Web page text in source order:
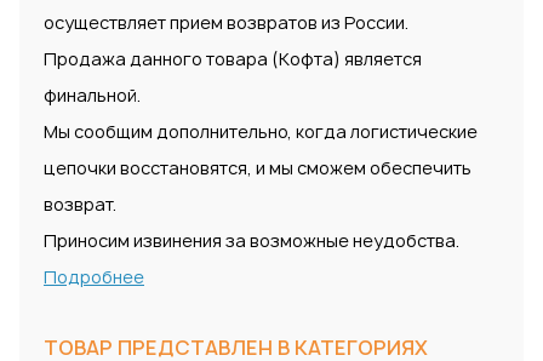
осуществляет прием возвратов из России.
Продажа данного товара (Кофта) является
финальной.
Мы сообщим дополнительно, когда логистические
цепочки восстановятся, и мы сможем обеспечить
возврат.
Приносим извинения за возможные неудобства.
Подробнее
ТОВАР ПРЕДСТАВЛЕН В КАТЕГОРИЯХ